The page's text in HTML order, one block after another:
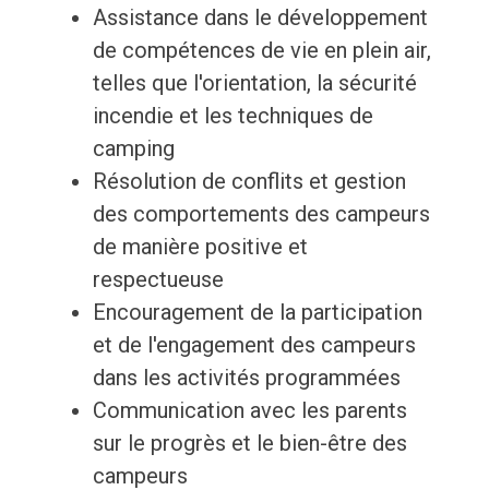
Assistance dans le développement
de compétences de vie en plein air,
telles que l'orientation, la sécurité
incendie et les techniques de
camping
Résolution de conflits et gestion
des comportements des campeurs
de manière positive et
respectueuse
Encouragement de la participation
et de l'engagement des campeurs
dans les activités programmées
Communication avec les parents
sur le progrès et le bien-être des
campeurs